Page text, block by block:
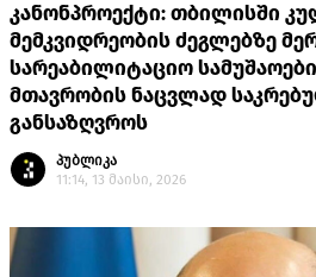
კანონპროექტი: თბილისში
მემკვიდრეობის ძეგლებზე
სარეაბილიტაციო
მთავრობის ნაცვლად
განსაზღვროს
პუბლიკა
11:14, 13 მაისი, 2026